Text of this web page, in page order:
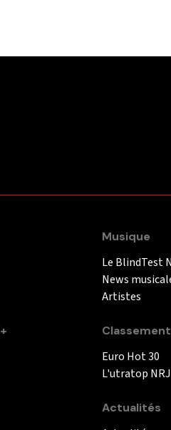
Musique
Le BlindTest
News
Artistes
Euro Hot 30
L'utratop NRJ
Actualités